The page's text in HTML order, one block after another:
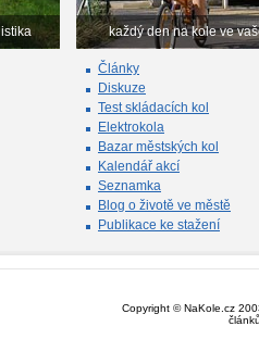
každý den na kole ve
Články
Diskuze
Test skládacích kol
Elektrokola
Bazar městských kol
Kalendář akcí
Seznamka
Blog o životě ve městě
Publikace ke stažení
Copyright © NaKole.cz